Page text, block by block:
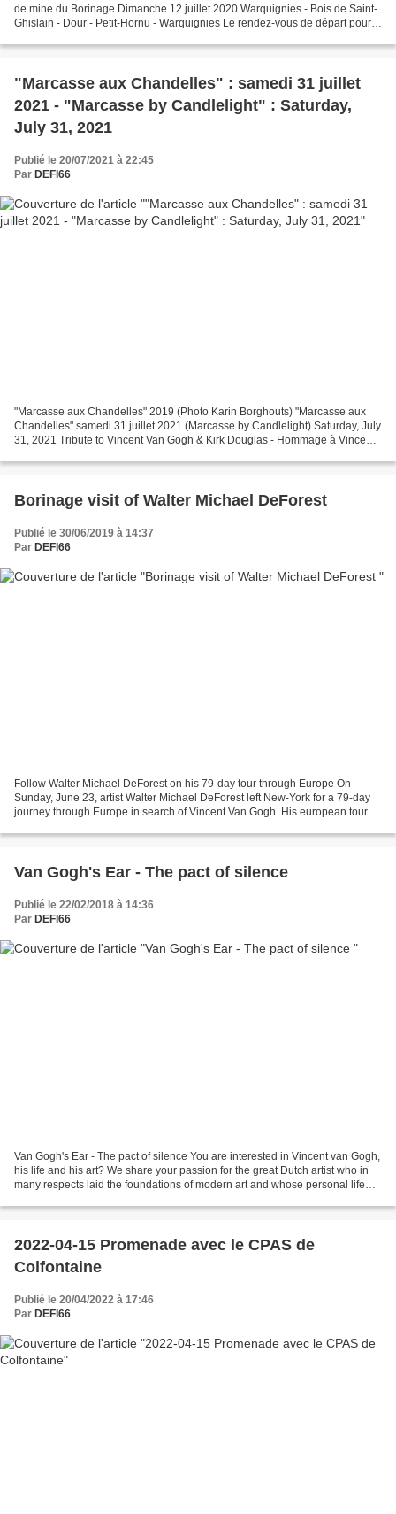
de mine du Borinage Dimanche 12 juillet 2020 Warquignies - Bois de Saint-
Ghislain - Dour - Petit-Hornu - Warquignies Le rendez-vous de départ pour
"Marcasse aux Chandelles" : samedi 31 juillet
2021 - "Marcasse by Candlelight" : Saturday,
July 31, 2021
Publié le 20/07/2021 à 22:45
Par DEFI66
"Marcasse aux Chandelles" 2019 (Photo Karin Borghouts) "Marcasse aux
Chandelles" samedi 31 juillet 2021 (Marcasse by Candlelight) Saturday, July
31, 2021 Tribute to Vincent Van Gogh & Kirk Douglas - Hommage à Vincent
Borinage visit of Walter Michael DeForest
Publié le 30/06/2019 à 14:37
Par DEFI66
Follow Walter Michael DeForest on his 79-day tour through Europe On
Sunday, June 23, artist Walter Michael DeForest left New-York for a 79-day
journey through Europe in search of Vincent Van Gogh. His european tour
Van Gogh's Ear - The pact of silence
Publié le 22/02/2018 à 14:36
Par DEFI66
Van Gogh's Ear - The pact of silence You are interested in Vincent van Gogh,
his life and his art? We share your passion for the great Dutch artist who in
many respects laid the foundations of modern art and whose personal life
2022-04-15 Promenade avec le CPAS de
Colfontaine
Publié le 20/04/2022 à 17:46
Par DEFI66